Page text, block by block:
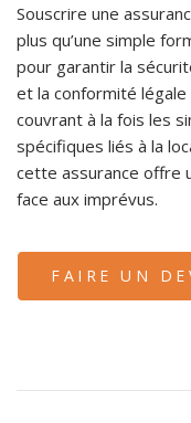
Souscrire une
plus qu’une simple
pour garantir la
et la conformité
couvrant à la fois les
spécifiques liés à la
cette assurance offre
face aux imprévus.
FAIRE UN